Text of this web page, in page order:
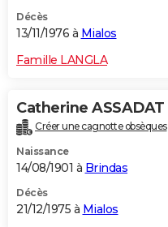
Décès
13/11/1976 à Mialos
Famille LANGLA
Catherine ASSADAT
Créer une cagnotte obsèques
Naissance
14/08/1901 à Brindas
Décès
21/12/1975 à Mialos